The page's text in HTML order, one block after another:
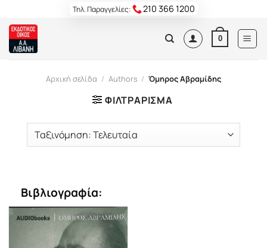
content
Τηλ. Παραγγελίες: 210 366 1200
0
Αρχική σελίδα / Authors / Όμηρος Αβραμίδης
ΦΙΛΤΡΆΡΙΣΜΑ
Βιβλιογραφία: